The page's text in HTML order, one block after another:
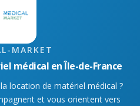
MARKET
médical en Île-de-France
location de matériel médical ?
et vous orientent vers